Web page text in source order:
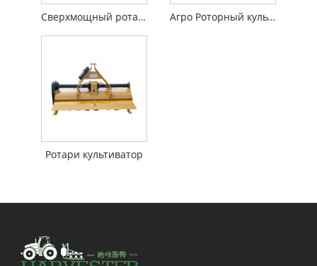
Сверхмощный ротаватор Агро Роторный культиватор
Ротари культиватор